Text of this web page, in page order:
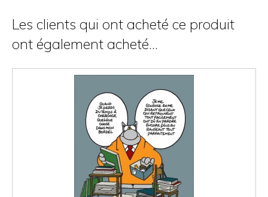
Les clients qui ont acheté ce produit
ont également acheté...